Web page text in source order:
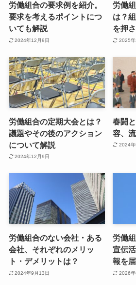
労働組合の要求例を紹介。
要求を考えるポイントにつ
いても解説
2024年12月9日
労働
は？
を押
2025年
労働組合の定期大会とは？
議題やその後のアクション
について解説
2024年12月9日
春闘
容、
2024年
労働組合のない会社・ある
会社、それぞれのメリッ
ト・デメリットは？
2024年9月13日
労働
宣伝
報を
2026年